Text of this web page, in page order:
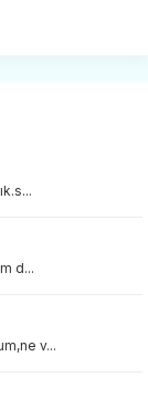
d...
v...